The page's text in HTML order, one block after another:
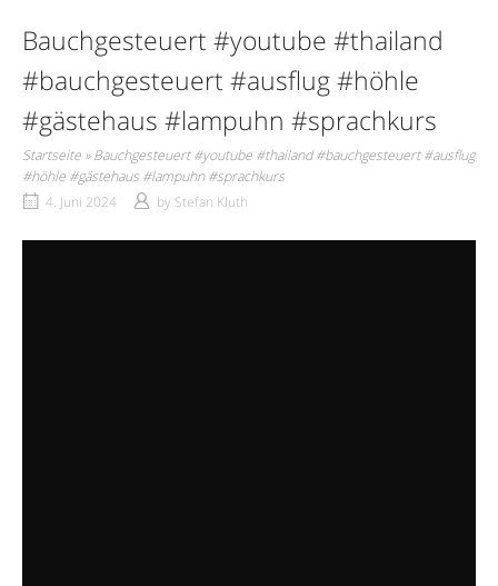
Bauchgesteuert #youtube #thailand
#bauchgesteuert #ausflug #höhle
#gästehaus #lampuhn #sprachkurs
Startseite »Bauchgesteuert #youtube #thailand #bauchgesteuert #ausflug
#höhle #gästehaus #lampuhn #sprachkurs
4. Juni 2024
by Stefan Kluth